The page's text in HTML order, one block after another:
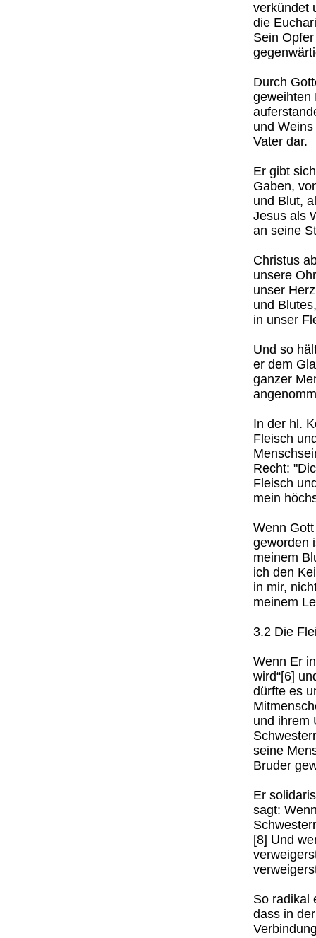
verkündet
die
Sein
Durch
geweihten
und
Vater dar.
Er gibt
Gaben,
und Blut,
Jesus als
an seine
Christus
unsere
unser
und
in unser
Und so
er dem
ganzer
In der hl.
Fleisch
Recht:
Fleisch
mein
Wenn
geworden
meinem
ich den
in mir,
meinem
3.2 Die
Wenn Er
wird“[6]
dürfte es
und ihrem
seine
Bruder
Er
sagt:
[8] Und
So radikal
dass in